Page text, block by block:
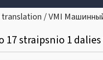
translation / VMI
17 straipsnio 1